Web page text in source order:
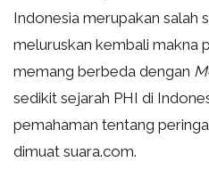
Indonesia merupakan salah
meluruskan kembali makna
memang berbeda dengan
sedikit sejarah PHI di
pemahaman tentang
dimuat suara.com.